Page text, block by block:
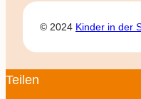
© 2024 Kinder in der
Teilen